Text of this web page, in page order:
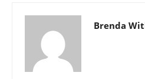
Brenda